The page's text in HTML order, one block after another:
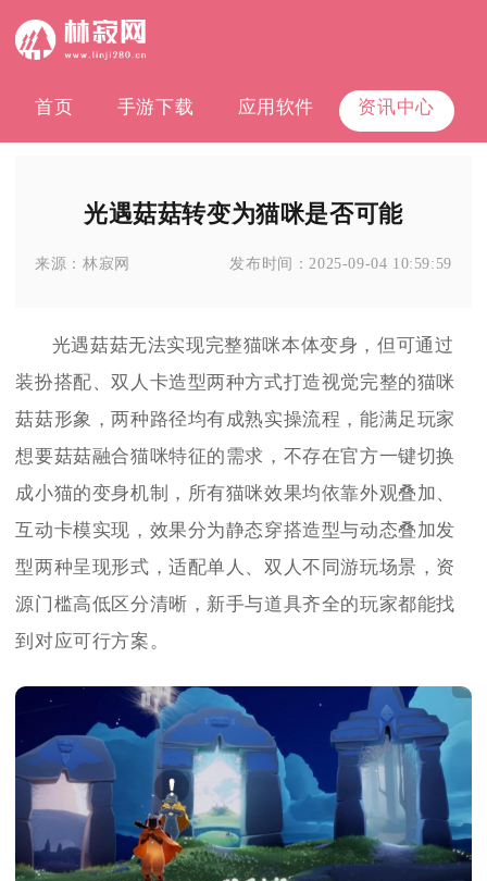
首页 手游下载 应用软件 资讯中心
光遇菇菇转变为猫咪是否可能
来源：林寂网 发布时间： 2025-09-04 10:59:59
光遇菇菇无法实现完整猫咪本体变身，但可通过
装扮搭配、双人卡造型两种方式打造视觉完整的猫咪
菇菇形象，两种路径均有成熟实操流程，能满足玩家
想要菇菇融合猫咪特征的需求，不存在官方一键切换
成小猫的变身机制，所有猫咪效果均依靠外观叠加、
互动卡模实现，效果分为静态穿搭造型与动态叠加发
型两种呈现形式，适配单人、双人不同游玩场景，资
源门槛高低区分清晰，新手与道具齐全的玩家都能找
到对应可行方案。